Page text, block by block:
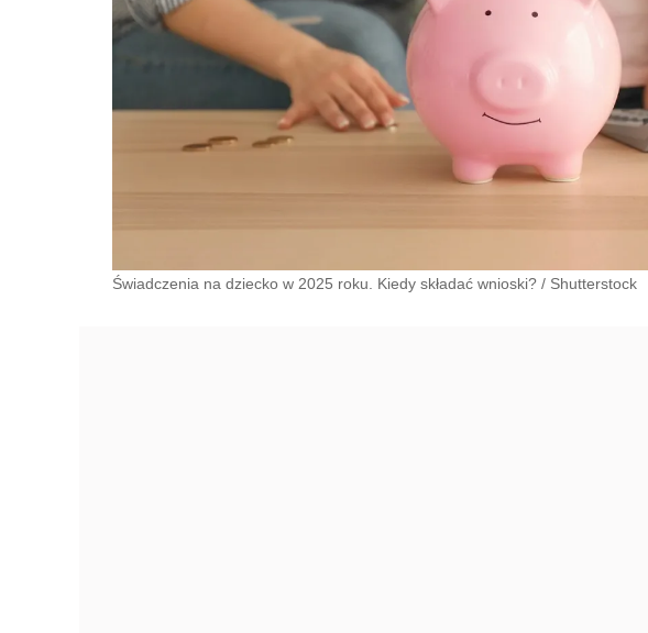
Świadczenia na dziecko w 2025 roku. Kiedy składać wnioski? / Shutterstock